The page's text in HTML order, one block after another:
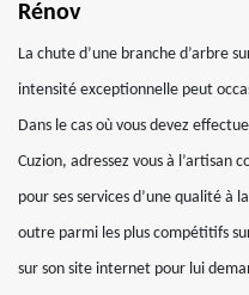
Rénov
La chute d’une branche d’arbre
intensité exceptionnelle peut
Dans le cas où vous devez
Cuzion, adressez vous à l’artisan
pour ses services d’une qualité à
outre parmi les plus compétitifs
sur son site internet pour lui